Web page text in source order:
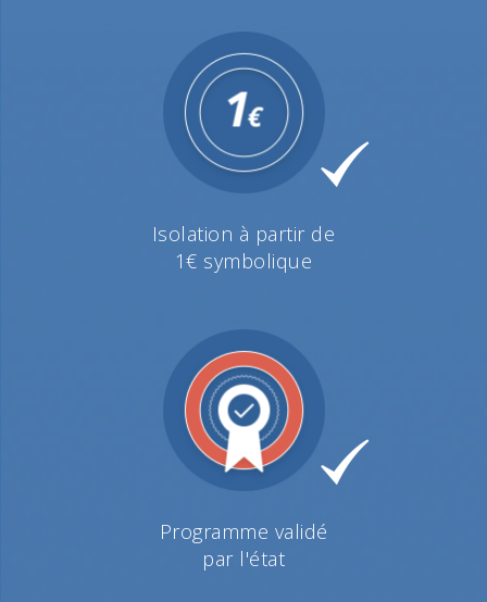
Isolation à partir de
1€ symbolique
Programme validé
par l'état